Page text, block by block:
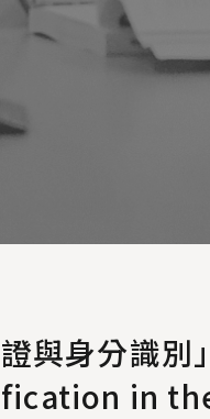
與身分識
in